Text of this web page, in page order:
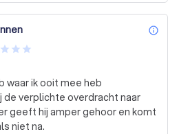
Dankzij hun kennis van
aanpak besparen we nu
deskundig en
waar ik ooit mee heb
verplichte overdracht naar
geeft hij amper gehoor en komt
niet na.